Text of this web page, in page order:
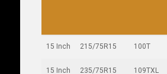
15 Inch 215/75R15 100T
15 Inch 235/75R15 109TXL